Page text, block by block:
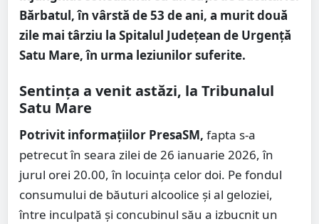
Bărbatul, în vârstă de 53 de ani, a murit două
zile mai târziu la Spitalul Județean de Urgență
Satu Mare, în urma leziunilor suferite.
Sentința a venit astăzi, la Tribunalul
Satu Mare
Potrivit informațiilor PresaSM, fapta s-a
petrecut în seara zilei de 26 ianuarie 2026, în
jurul orei 20.00, în locuința celor doi. Pe fondul
consumului de băuturi alcoolice și al geloziei,
între inculpată și concubinul său a izbucnit un